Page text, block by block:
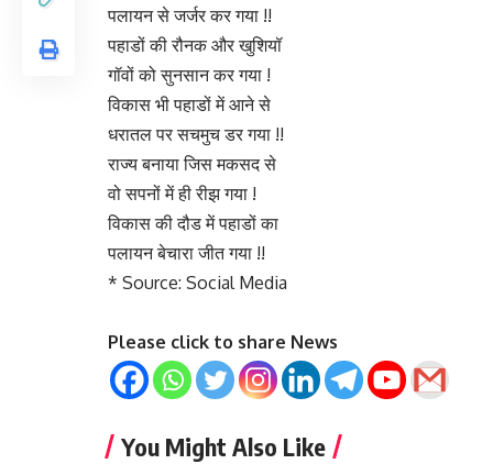
पलायन से जर्जर कर गया !!
पहाडों की रौनक और खुशियॉ
गॉवों को सुनसान कर गया !
विकास भी पहाडों में आने से
धरातल पर सचमुच डर गया !!
राज्य बनाया जिस मकसद से
वो सपनों में ही रीझ गया !
विकास की दौड में पहाडों का
पलायन बेचारा जीत गया !!
* Source: Social Media
Please click to share News
You Might Also Like